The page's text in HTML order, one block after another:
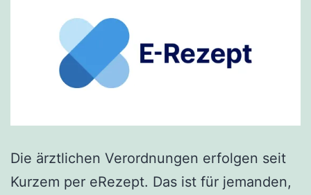
Die ärztlichen Verordnungen erfolgen seit
Kurzem per eRezept. Das ist für jemanden,